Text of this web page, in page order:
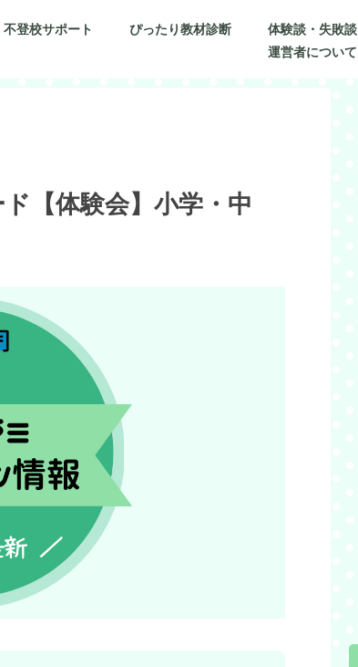
不登校サポート ぴったり教材診断
体験談・失敗談
運営者について
【体験会】小学・中